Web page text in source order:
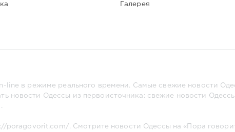
Галерея
line в режиме реального времени. Самые свежие новости
новости Одессы из первоисточника: свежие новости
poragovorit.com/ . Смотрите новости Одессы на «Пора